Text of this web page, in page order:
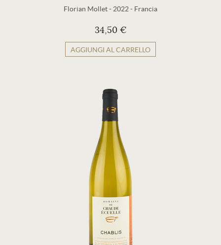
Florian Mollet- 2022 - Francia
34,50 €
AGGIUNGI AL CARRELLO